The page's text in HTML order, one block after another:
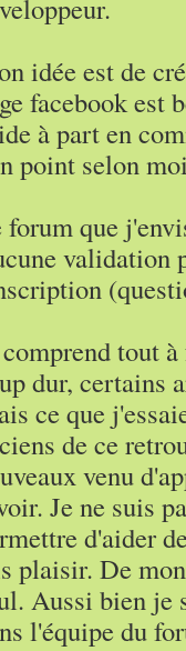
idée est de
facebook est
à part en
point selon
forum que
validation
tout
dur, certains
ce que
de ce
venu
Je ne suis
d'aider
plaisir. De
Aussi bien je
l'équipe du